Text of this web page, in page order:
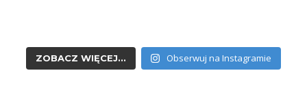
ZOBACZ WIĘCEJ... Obserwuj na Instagramie